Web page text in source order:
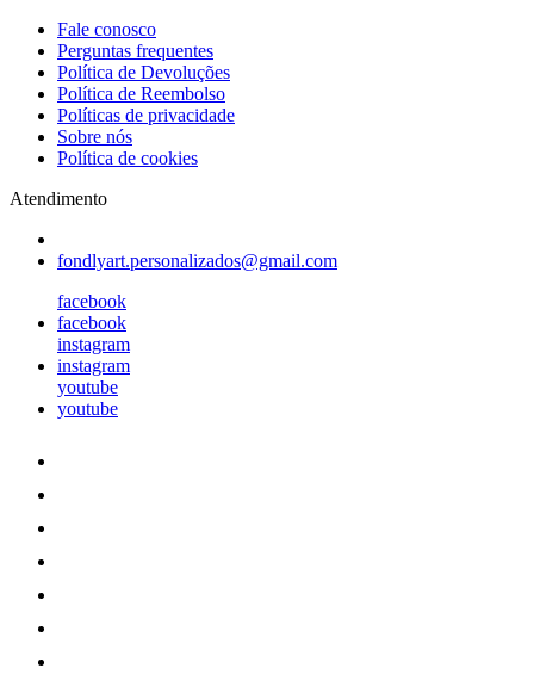
Fale conosco
Perguntas frequentes
Política de Devoluções
Política de Reembolso
Políticas de privacidade
Sobre nós
Política de cookies
Atendimento
fondlyart.personalizados@gmail.com
facebook
facebook
instagram
instagram
youtube
youtube